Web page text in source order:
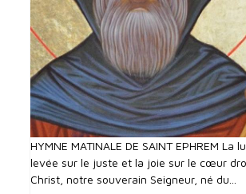
HYMNE MATINALE DE SAINT EPHREM La
levée sur le juste et la joie sur le cœur
Christ, notre souverain Seigneur, né du...